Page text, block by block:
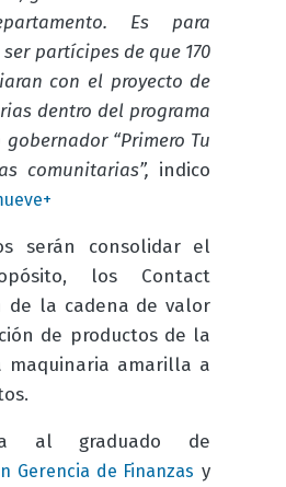
Es para
partícipes de que 170
con el proyecto de
dentro del programa
“Primero Tu
comunitarias”, indico
serán consolidar el
los Contact
de la cadena de valor
de productos de la
maquinaria amarilla a
al graduado de
Gerencia de Finanzas y